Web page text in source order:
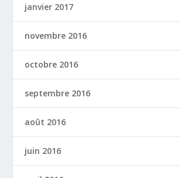
janvier 2017
novembre 2016
octobre 2016
septembre 2016
août 2016
juin 2016